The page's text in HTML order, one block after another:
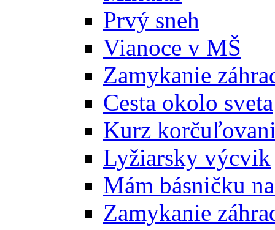
Prvý sneh
Vianoce v MŠ
Zamykanie
Cesta okolo sveta
Kurz
Lyžiarsky výcvik
Mám básničku
Zamykanie